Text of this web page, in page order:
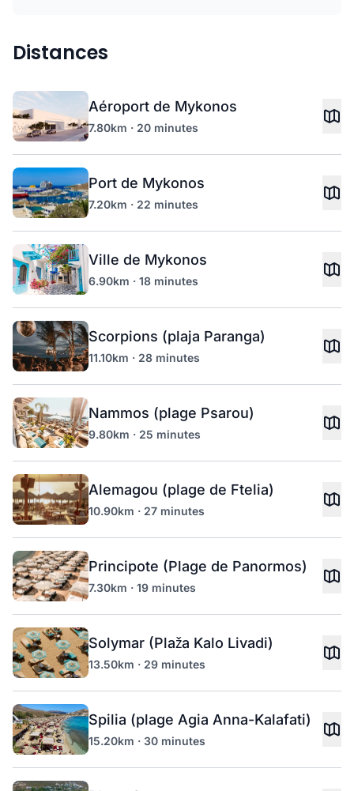
Distances
Aéroport de Mykonos
7.80km · 20 minutes
Port de Mykonos
7.20km · 22 minutes
Ville de Mykonos
6.90km · 18 minutes
Scorpions (plaja Paranga)
11.10km · 28 minutes
Nammos (plage Psarou)
9.80km · 25 minutes
Alemagou (plage de Ftelia)
10.90km · 27 minutes
Principote (Plage de Panormos)
7.30km · 19 minutes
Solymar (Plaža Kalo Livadi)
13.50km · 29 minutes
Spilia (plage Agia Anna-Kalafati)
15.20km · 30 minutes